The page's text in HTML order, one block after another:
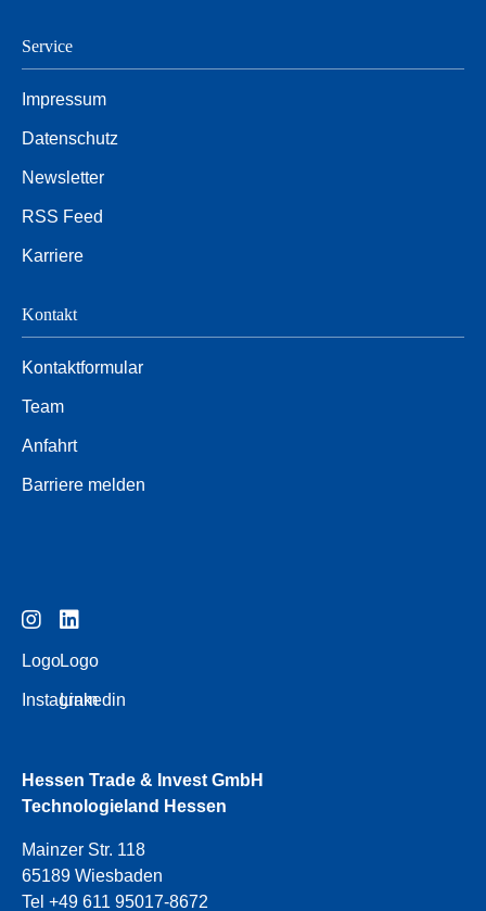
Service
Impressum
Datenschutz
Newsletter
RSS Feed
Karriere
Kontakt
Kontaktformular
Team
Anfahrt
Barriere melden
Logo
Instagram
Logo
Linkedin
Hessen Trade & Invest GmbH
Technologieland Hessen
Mainzer Str. 118
65189 Wiesbaden
Tel +49 611 95017-8672